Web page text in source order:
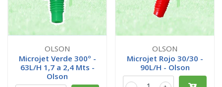
OLSON
Microjet Verde 300º -
63L/H 1,7 a 2,4 Mts -
Olson
OLSON
Microjet Rojo 30/30 -
90L/H - Olson